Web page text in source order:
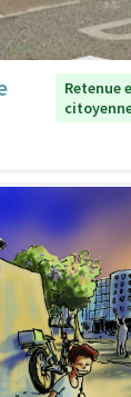
Retenue